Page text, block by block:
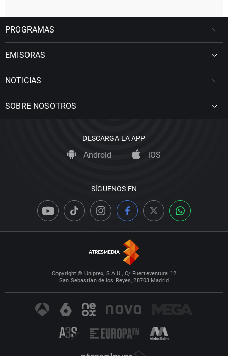
PROGRAMAS
EMISORAS
NOTICIAS
SOBRE NOSOTROS
DESCARGA LA APP
Android iOS
SÍGUENOS EN
Copyright © Uniprex, S.A.U., C/ Fuerteventura 12
San Sebastián de los Reyes, 28703 Madrid